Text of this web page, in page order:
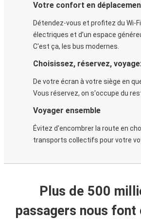
Votre confort en
Détendez-vous et profitez du Wi-
électriques et d’un espace
C'est ça, les bus modernes.
Choisissez, réservez,
De votre écran à votre siège en
Vous réservez, on s'occupe du
Voyager ensemble
Évitez d'encombrer la route en
transports collectifs pour votre
Plus de 500
passagers nous font